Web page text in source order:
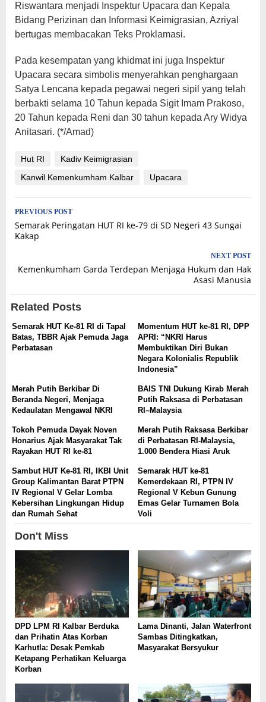
Riswantara menjadi Inspektur Upacara dan Kepala
Bidang Perizinan dan Informasi Keimigrasian, Azriyal
bertugas membacakan Teks Proklamasi.
Pada kesempatan yang khidmat ini juga Inspektur
Upacara secara simbolis menyerahkan penghargaan
Satya Lencana kepada pegawai negeri sipil yang telah
berbakti selama 10 Tahun kepada Sigit Imam Prakoso,
20 Tahun kepada Reni dan 30 tahun kepada Ary Widya
Anitasari. (*/Amad)
Hut RI
Kadiv Keimigrasian
Kanwil Kemenkumham Kalbar
Upacara
Post
navigation
PREVIOUS POST
Semarak Peringatan HUT RI ke-79 di SD Negeri 43 Sungai
Kakap
NEXT POST
Kemenkumham Garda Terdepan Menjaga Hukum dan Hak
Asasi Manusia
Related Posts
Semarak HUT Ke-81 RI di Tapal
Batas, TBBR Ajak Pemuda Jaga
Perbatasan
Momentum HUT ke-81 RI, DPP
APRI: “NKRI Harus
Membuktikan Diri Bukan
Negara Kolonialis Republik
Indonesia”
Merah Putih Berkibar Di
Beranda Negeri, Menjaga
Kedaulatan Mengawal NKRI
BAIS TNI Dukung Kirab Merah
Putih Raksasa di Perbatasan
RI–Malaysia
Tokoh Pemuda Dayak Noven
Honarius Ajak Masyarakat Tak
Rayakan HUT RI ke-81
Merah Putih Raksasa Berkibar
di Perbatasan RI-Malaysia,
1.000 Bendera Hiasi Aruk
Sambut HUT Ke-81 RI, IKBI Unit
Group Kalimantan Barat PTPN
IV Regional V Gelar Lomba
Kebersihan Lingkungan Hidup
dan Rumah Sehat
Semarak HUT ke-81
Kemerdekaan RI, PTPN IV
Regional V Kebun Gunung
Emas Gelar Turnamen Bola
Voli
Don't Miss
DPD LPM RI Kalbar Berduka
dan Prihatin Atas Korban
Karhutla: Desak Pemkab
Ketapang Perhatikan Keluarga
Korban
Lama Dinanti, Jalan Waterfront
Sambas Ditingkatkan,
Masyarakat Bersyukur